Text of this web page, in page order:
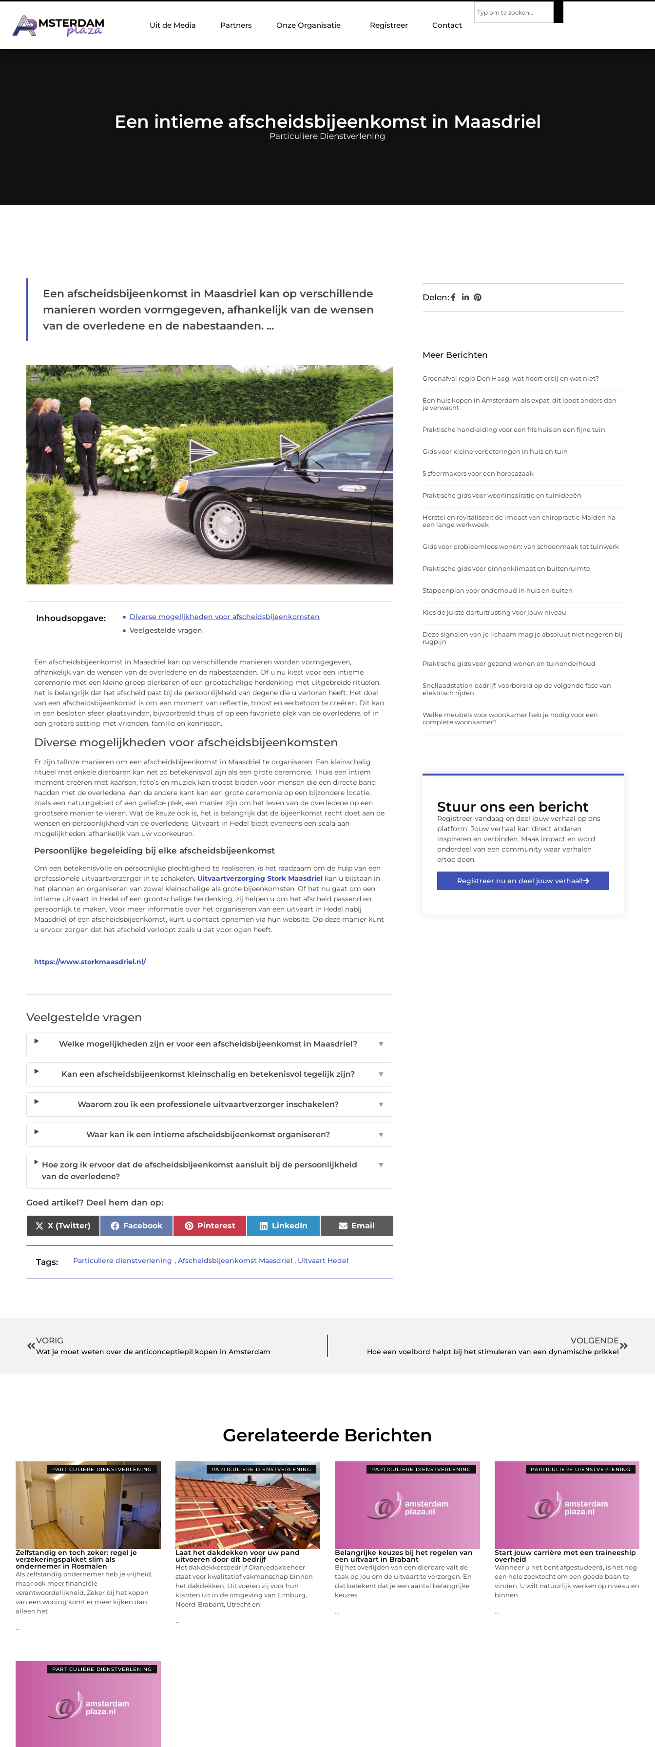
Uit de Media Partners Onze Organisatie Registreer Contact
Een intieme afscheidsbijeenkomst in Maasdriel
Particuliere Dienstverlening
Een afscheidsbijeenkomst in Maasdriel kan op verschillende
manieren worden vormgegeven, afhankelijk van de wensen
van de overledene en de nabestaanden. ...
Inhoudsopgave:
Diverse mogelijkheden voor afscheidsbijeenkomsten
Veelgestelde vragen
Een afscheidsbijeenkomst in Maasdriel kan op verschillende manieren worden vormgegeven,
afhankelijk van de wensen van de overledene en de nabestaanden. Of u nu kiest voor een intieme
ceremonie met een kleine groep dierbaren of een grootschalige herdenking met uitgebreide rituelen,
het is belangrijk dat het afscheid past bij de persoonlijkheid van degene die u verloren heeft. Het doel
van een afscheidsbijeenkomst is om een moment van reflectie, troost en eerbetoon te creëren. Dit kan
in een besloten sfeer plaatsvinden, bijvoorbeeld thuis of op een favoriete plek van de overledene, of in
een grotere setting met vrienden, familie en kennissen.
Diverse mogelijkheden voor afscheidsbijeenkomsten
Er zijn talloze manieren om een afscheidsbijeenkomst in Maasdriel te organiseren. Een kleinschalig
ritueel met enkele dierbaren kan net zo betekenisvol zijn als een grote ceremonie. Thuis een intiem
moment creëren met kaarsen, foto’s en muziek kan troost bieden voor mensen die een directe band
hadden met de overledene. Aan de andere kant kan een grote ceremonie op een bijzondere locatie,
zoals een natuurgebied of een geliefde plek, een manier zijn om het leven van de overledene op een
grootsere manier te vieren. Wat de keuze ook is, het is belangrijk dat de bijeenkomst recht doet aan de
wensen en persoonlijkheid van de overledene. Uitvaart in Hedel biedt eveneens een scala aan
mogelijkheden, afhankelijk van uw voorkeuren.
Persoonlijke begeleiding bij elke afscheidsbijeenkomst
Om een betekenisvolle en persoonlijke plechtigheid te realiseren, is het raadzaam om de hulp van een
professionele uitvaartverzorger in te schakelen. Uitvaartverzorging Stork Maasdrielkan u bijstaan in
het plannen en organiseren van zowel kleinschalige als grote bijeenkomsten. Of het nu gaat om een
intieme uitvaart in Hedel of een grootschalige herdenking, zij helpen u om het afscheid passend en
persoonlijk te maken. Voor meer informatie over het organiseren van een uitvaart in Hedel nabij
Maasdriel of een afscheidsbijeenkomst, kunt u contact opnemen via hun website. Op deze manier kunt
u ervoor zorgen dat het afscheid verloopt zoals u dat voor ogen heeft.
https://www.storkmaasdriel.nl/
Veelgestelde vragen
Welke mogelijkheden zijn er voor een afscheidsbijeenkomst in Maasdriel? ▼
Kan een afscheidsbijeenkomst kleinschalig en betekenisvol tegelijk zijn? ▼
Waarom zou ik een professionele uitvaartverzorger inschakelen? ▼
Waar kan ik een intieme afscheidsbijeenkomst organiseren? ▼
Hoe zorg ik ervoor dat de afscheidsbijeenkomst aansluit bij de persoonlijkheid
van de overledene?
▼
Goed artikel? Deel hem dan op:
X (Twitter) Facebook Pinterest LinkedIn Email
Tags: Particuliere dienstverlening ,Afscheidsbijeenkomst Maasdriel , Uitvaart Hedel
Delen:
Meer Berichten
Groenafval regio Den Haag: wat hoort erbij en wat niet?
Een huis kopen in Amsterdam als expat: dit loopt anders dan
je verwacht
Praktische handleiding voor een fris huis en een fijne tuin
Gids voor kleine verbeteringen in huis en tuin
5 sfeermakers voor een horecazaak
Praktische gids voor wooninspiratie en tuinideeën
Herstel en revitaliseer: de impact van chiropractie Malden na
een lange werkweek
Gids voor probleemloos wonen: van schoonmaak tot tuinwerk
Praktische gids voor binnenklimaat en buitenruimte
Stappenplan voor onderhoud in huis en buiten
Kies de juiste dartuitrusting voor jouw niveau
Deze signalen van je lichaam mag je absoluut niet negeren bij
rugpijn
Praktische gids voor gezond wonen en tuinonderhoud
Snellaadstation bedrijf: voorbereid op de volgende fase van
elektrisch rijden
Welke meubels voor woonkamer heb je nodig voor een
complete woonkamer?
Stuur ons een bericht
Registreer vandaag en deel jouw verhaal op ons
platform. Jouw verhaal kan direct anderen
inspireren en verbinden. Maak impact en word
onderdeel van een community waar verhalen
ertoe doen.
Registreer nu en deel jouw verhaal!
VORIG
Wat je moet weten over de anticonceptiepil kopen in Amsterdam
VOLGENDE
Hoe een voelbord helpt bij het stimuleren van een dynamische prikkel
Gerelateerde Berichten
PARTICULIERE DIENSTVERLENING
Zelfstandig en toch zeker: regel je
verzekeringspakket slim als
ondernemer in Rosmalen
Als zelfstandig ondernemer heb je vrijheid,
maar ook meer financiële
verantwoordelijkheid. Zeker bij het kopen
van een woning komt er meer kijken dan
alleen het
...
PARTICULIERE DIENSTVERLENING
Laat het dakdekken voor uw pand
uitvoeren door dit bedrijf
Het dakdekkersbedrijf Oranjedakbeheer
staat voor kwalitatief vakmanschap binnen
het dakdekken. Dit voeren zij voor hun
klanten uit in de omgeving van Limburg,
Noord-Brabant, Utrecht en
...
PARTICULIERE DIENSTVERLENING
Belangrijke keuzes bij het regelen van
een uitvaart in Brabant
Bij het overlijden van een dierbare valt de
taak op jou om de uitvaart te verzorgen. En
dat betekent dat je een aantal belangrijke
keuzes
...
PARTICULIERE DIENSTVERLENING
Start jouw carrière met een traineeship
overheid
Wanneer u net bent afgestudeerd, is het nog
een hele zoektocht om een goede baan te
vinden. U wilt natuurlijk werken op niveau en
binnen
...
PARTICULIERE DIENSTVERLENING